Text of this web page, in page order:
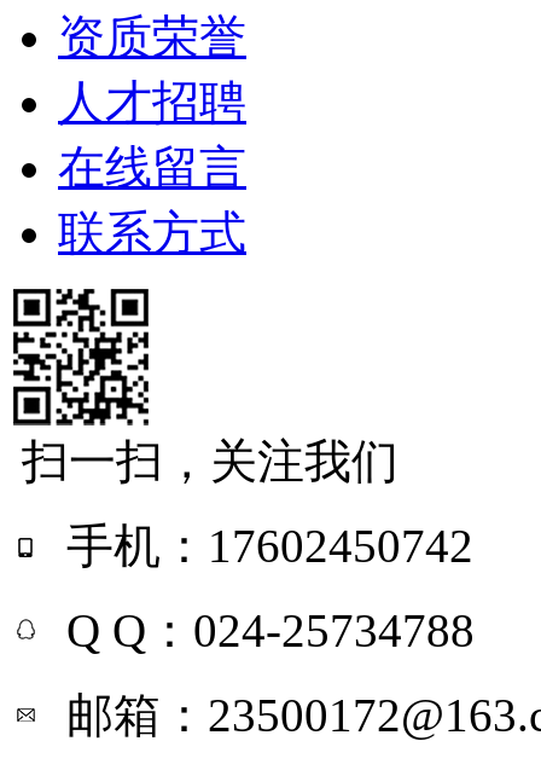
资质荣誉
人才招聘
在线留言
联系方式
扫一扫，关注我们
手机：17602450742
Q Q：024-25734788
邮箱：